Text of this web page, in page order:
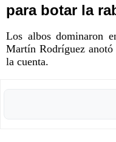
para botar la
Los albos dominaron
Martín Rodríguez
la cuenta.